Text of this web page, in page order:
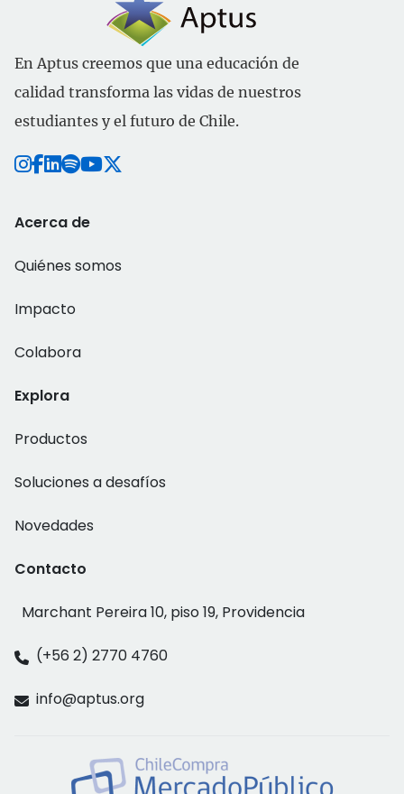
En Aptus creemos que una educación de
calidad transforma las vidas de nuestros
estudiantes y el futuro de Chile.
Acerca de
Quiénes somos
Impacto
Colabora
Explora
Productos
Soluciones a desafíos
Novedades
Contacto
Marchant Pereira 10, piso 19, Providencia
(+56 2) 2770 4760
info@aptus.org